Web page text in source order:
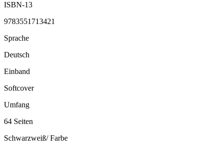
ISBN-13
9783551713421
Sprache
Deutsch
Einband
Softcover
Umfang
64 Seiten
Schwarzweiß/ Farbe